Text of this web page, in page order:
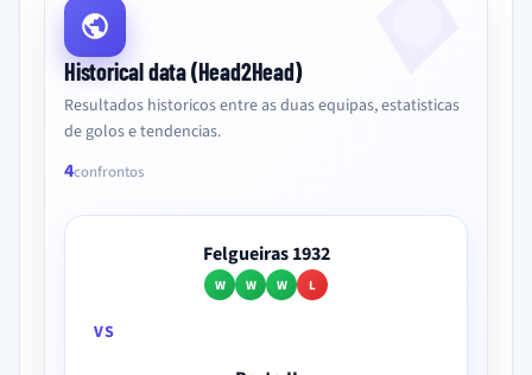
Historical data (Head2Head)
Resultados historicos entre as duas equipas, estatisticas
de golos e tendencias.
4confrontos
Felgueiras 1932
W W W L
VS